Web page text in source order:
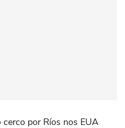
por Ríos nos EUA